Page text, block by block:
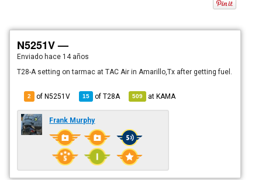
N5251V —
Enviado hace 14 años
T28-A setting on tarmac at TAC Air in Amarillo,Tx after getting fuel.
2 of N5251V 15 ofT28A 509 atKAMA
Frank Murphy